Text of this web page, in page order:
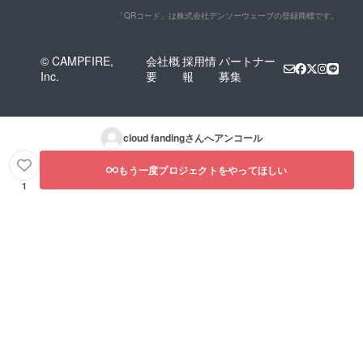
「QRコード」は株式会社デンソーウェーブの登録商標です。
© CAMPFIRE,
Inc.
会社概
要
採用情
報
パートナー
募集
cloud fandingさんへアンコール
1
もう一度プロジェクトをやってほしい